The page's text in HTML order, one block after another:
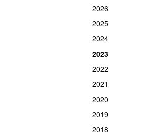
2026
2025
2024
2023
2022
2021
2020
2019
2018